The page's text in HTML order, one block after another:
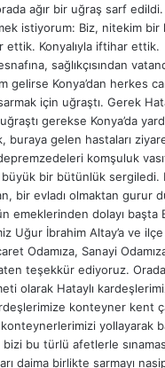
ağır bir uğraş sarf
istiyorum: Biz, nitekim bir
ettik. Konyalıyla iftihar ettik.
sağlıkçısından
gelirse Konya’dan herkes
için uğraştı. Gerek
gerekse Konya’da
buraya gelen hastaları
komşuluk
bir bütünlük sergiledi.
bir evladı olmaktan gurur
emeklerinden dolayı başta
Uğur İbrahim Altay’a ve
Odamıza, Sanayi
teşekkür ediyoruz. Orada
olarak Hataylı
konteyner kent
yollayarak
bu türlü afetlerle
daima birlikte sarmayı